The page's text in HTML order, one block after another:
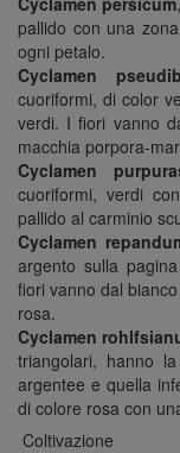
pallido con una
ogni petalo.
Cyclamen
cuoriformi, di color
verdi. I fiori vanno
macchia porpora-
Cyclamen
cuoriformi, verdi
pallido al carminio
Cyclamen
argento sulla
fiori vanno dal
rosa.
Cyclamen
triangolari, hanno
argentee e quella
di colore rosa con
Coltivazione